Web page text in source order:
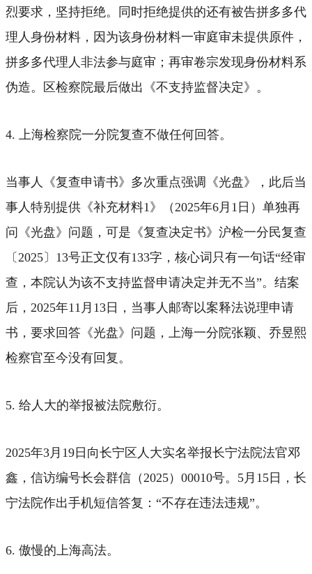
烈要求，坚持拒绝。同时拒绝提供的还有被告拼多多代
理人身份材料，因为该身份材料一审庭审未提供原件，
拼多多代理人非法参与庭审；再审卷宗发现身份材料系
伪造。区检察院最后做出《不支持监督决定》。
4. 上海检察院一分院复查不做任何回答。
当事人《复查申请书》多次重点强调《光盘》，此后当
事人特别提供《补充材料1》（2025年6月1日）单独再
问《光盘》问题，可是《复查决定书》沪检一分民复查
〔2025〕13号正文仅有133字，核心词只有一句话“经审
查，本院认为该不支持监督申请决定并无不当”。结案
后，2025年11月13日，当事人邮寄以案释法说理申请
书，要求回答《光盘》问题，上海一分院张颖、乔昱熙
检察官至今没有回复。
5. 给人大的举报被法院敷衍。
2025年3月19日向长宁区人大实名举报长宁法院法官邓
鑫，信访编号长会群信（2025）00010号。5月15日，长
宁法院作出手机短信答复：“不存在违法违规”。
6. 傲慢的上海高法。